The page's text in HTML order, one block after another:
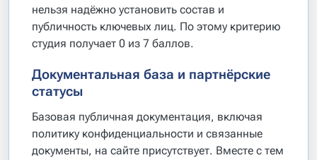
нельзя надёжно установить состав и
публичность ключевых лиц. По этому критерию
студия получает 0 из 7 баллов.
Документальная база и партнёрские
статусы
Базовая публичная документация, включая
политику конфиденциальности и связанные
документы, на сайте присутствует. Вместе с тем